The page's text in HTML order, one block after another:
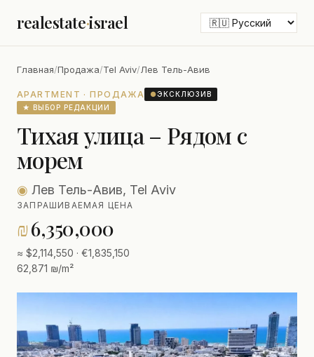
realestate·israel
Главная/Продажа/Tel Aviv/Лев Тель-Авив
APARTMENT · ПРОДАЖА ●ЭКСКЛЮЗИВ
★ ВЫБОР РЕДАКЦИИ
Тихая улица – Рядом с
морем
◉ Лев Тель-Авив, Tel Aviv
ЗАПРАШИВАЕМАЯ ЦЕНА
₪6,350,000
≈ $2,114,550 · €1,835,150
62,871 ₪/m²